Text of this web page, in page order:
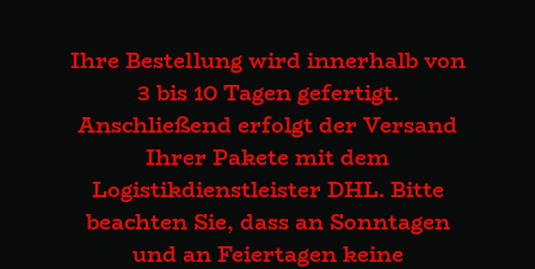
Ihre Bestellung wird innerhalb von
3 bis 10 Tagen gefertigt.
Anschließend erfolgt der Versand
Ihrer Pakete mit dem
Logistikdienstleister DHL. Bitte
beachten Sie, dass an Sonntagen
und an Feiertagen keine